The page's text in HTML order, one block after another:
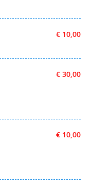
€ 10,00
€ 30,00
€ 10,00